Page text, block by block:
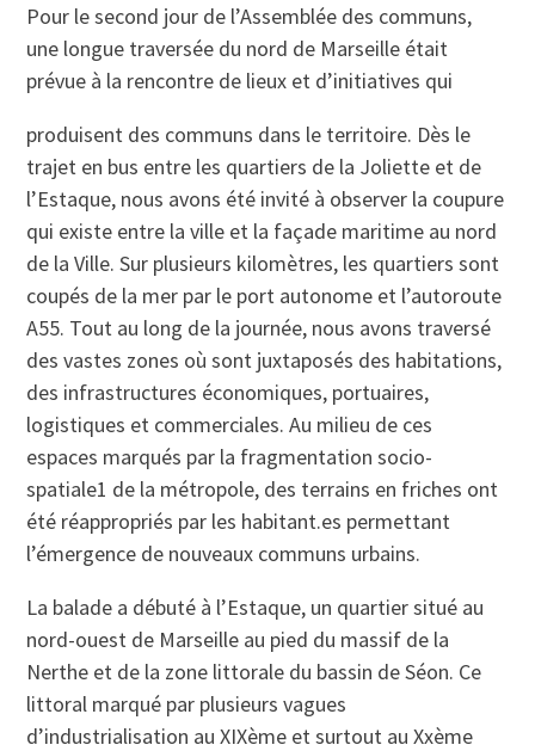
Pour le second jour de l’Assemblée des communs,
une longue traversée du nord de Marseille était
prévue à la rencontre de lieux et d’initiatives qui
produisent des communs dans le territoire. Dès le
trajet en bus entre les quartiers de la Joliette et de
l’Estaque, nous avons été invité à observer la coupure
qui existe entre la ville et la façade maritime au nord
de la Ville. Sur plusieurs kilomètres, les quartiers sont
coupés de la mer par le port autonome et l’autoroute
A55. Tout au long de la journée, nous avons traversé
des vastes zones où sont juxtaposés des habitations,
des infrastructures économiques, portuaires,
logistiques et commerciales. Au milieu de ces
espaces marqués par la fragmentation socio-
spatiale1 de la métropole, des terrains en friches ont
été réappropriés par les habitant.es permettant
l’émergence de nouveaux communs urbains.
La balade a débuté à l’Estaque, un quartier situé au
nord-ouest de Marseille au pied du massif de la
Nerthe et de la zone littorale du bassin de Séon. Ce
littoral marqué par plusieurs vagues
d’industrialisation au XIXème et surtout au Xxème